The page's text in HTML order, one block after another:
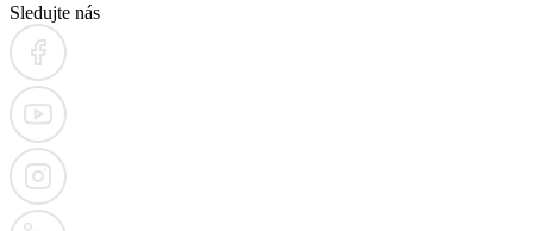
Sledujte nás